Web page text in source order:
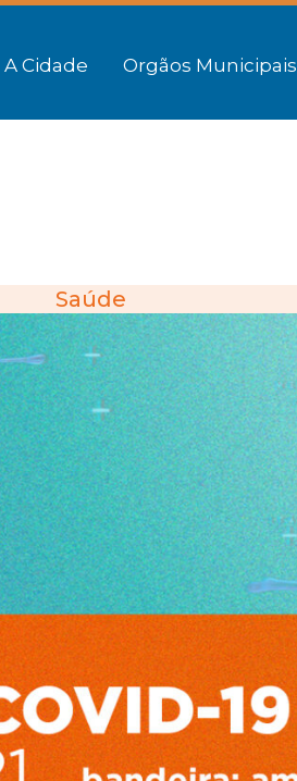
A Cidade Orgãos Municipais
Saúde